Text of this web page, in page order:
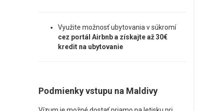
Využite možnosť ubytovania v súkromí
cez portál Airbnb a získajte až 30€
kredit na ubytovanie
Podmienky vstupu na Maldivy